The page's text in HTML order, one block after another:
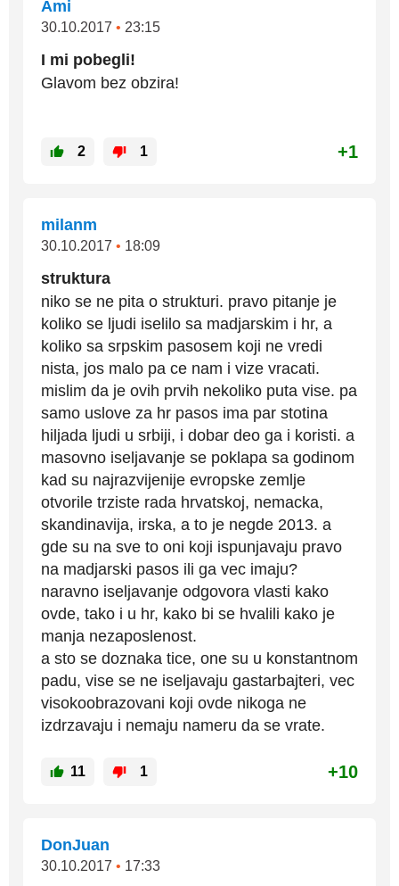
Ami
30.10.2017 • 23:15
I mi pobegli!
Glavom bez obzira!
2 1 +1
milanm
30.10.2017 • 18:09
struktura
niko se ne pita o strukturi. pravo pitanje je
koliko se ljudi iselilo sa madjarskim i hr, a
koliko sa srpskim pasosem koji ne vredi
nista, jos malo pa ce nam i vize vracati.
mislim da je ovih prvih nekoliko puta vise. pa
samo uslove za hr pasos ima par stotina
hiljada ljudi u srbiji, i dobar deo ga i koristi. a
masovno iseljavanje se poklapa sa godinom
kad su najrazvijenije evropske zemlje
otvorile trziste rada hrvatskoj, nemacka,
skandinavija, irska, a to je negde 2013. a
gde su na sve to oni koji ispunjavaju pravo
na madjarski pasos ili ga vec imaju?
naravno iseljavanje odgovora vlasti kako
ovde, tako i u hr, kako bi se hvalili kako je
manja nezaposlenost.
a sto se doznaka tice, one su u konstantnom
padu, vise se ne iseljavaju gastarbajteri, vec
visokoobrazovani koji ovde nikoga ne
izdrzavaju i nemaju nameru da se vrate.
11 1 +10
DonJuan
30.10.2017 • 17:33